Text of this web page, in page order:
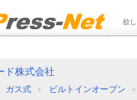
欲
ド株式会社
ガス式 ビルトインオーブン